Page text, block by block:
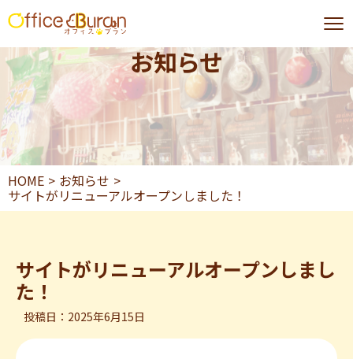
お知らせ
HOME お知らせ
サイトがリニューアルオープンしました！
サイトがリニューアルオープンしまし
た！
投稿日：2025年6月15日